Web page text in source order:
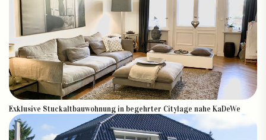
Exklusive Stuckaltbauwohnung in begehrter Citylage nahe KaDeWe